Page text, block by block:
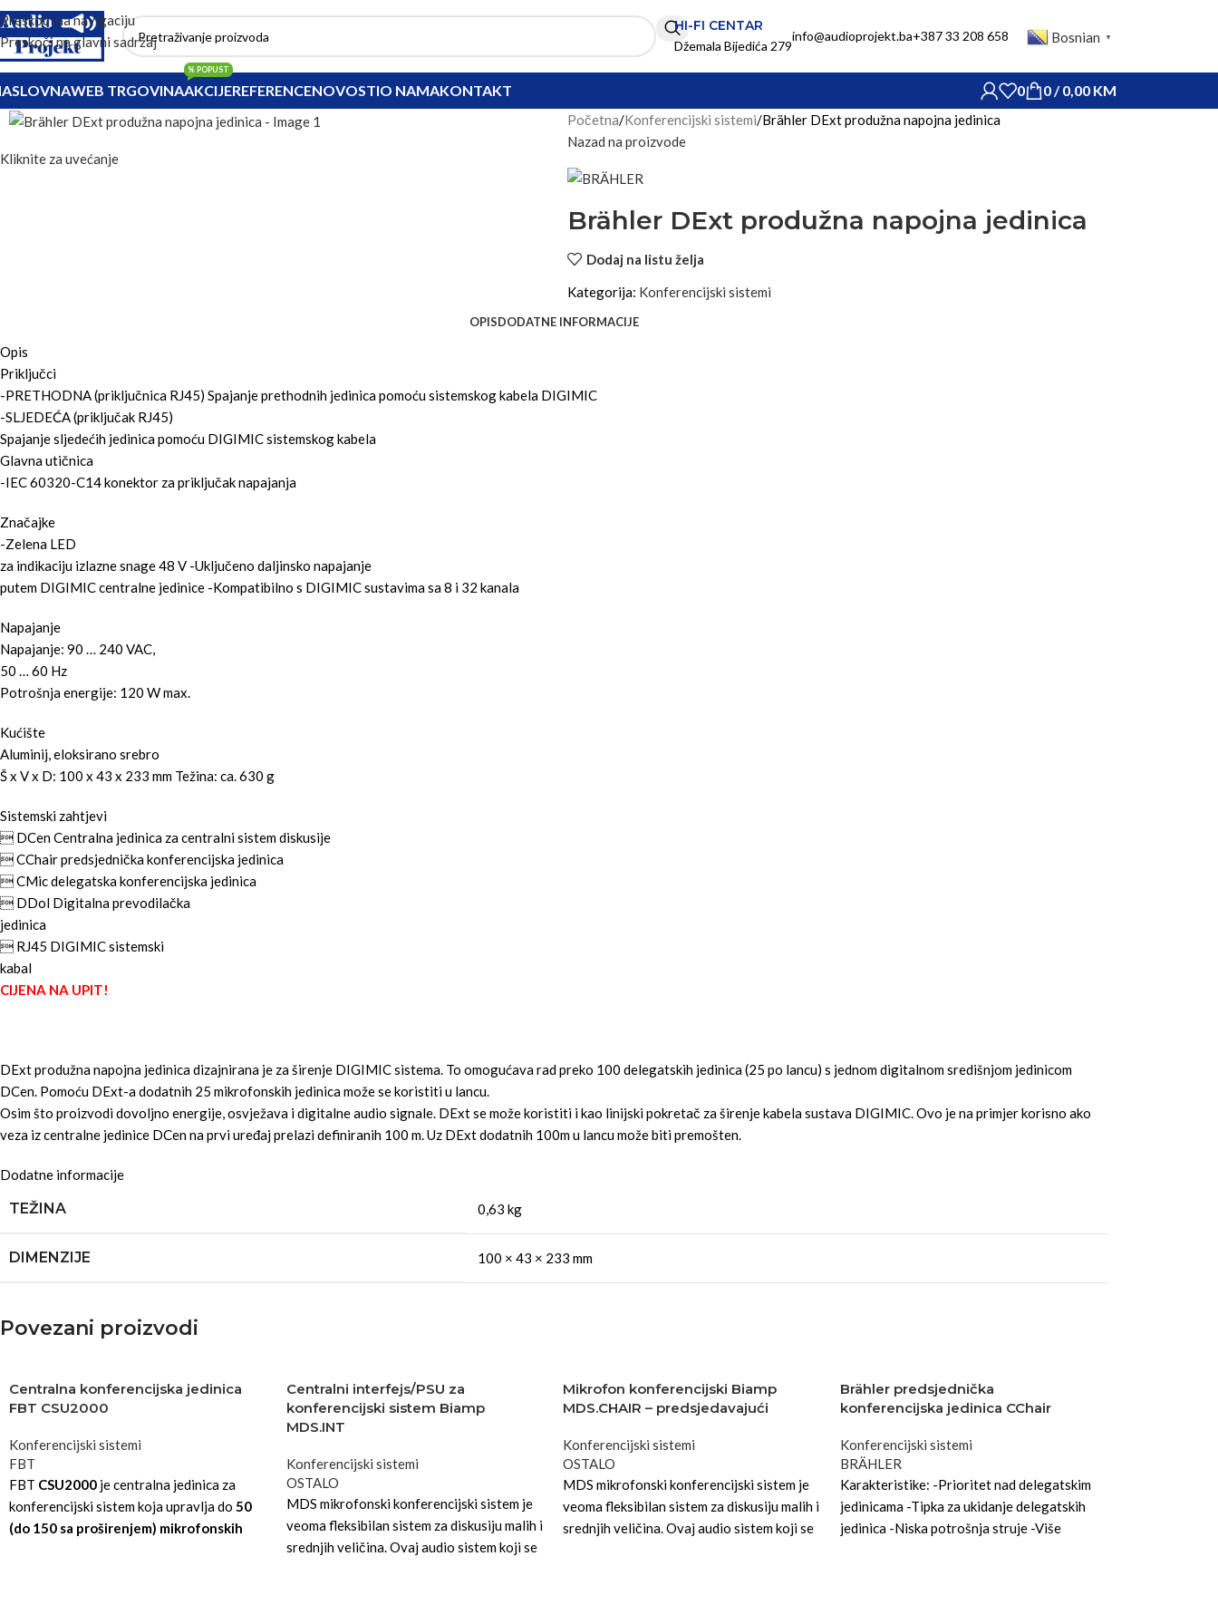
Preskoči na navigaciju
Preskoči na glavni sadržaj
HI-FI CENTAR
Džemala Bijedića 279
info@audioprojekt.ba+387 33 208 658 Bosnian ▼
WEB TRGOVINAAKCIJE
% POPUST
REFERENCENOVOSTIO NAMAKONTAKT 0 0/ 0,00 KM
Kliknite za uvećanje
Početna Konferencijski sistemi Brähler DExt produžna napojna jedinica
Nazad na proizvode
Brähler DExt produžna napojna jedinica
Dodaj na listu želja
Kategorija: Konferencijski sistemi
OPISDODATNE INFORMACIJE
Opis
Priključci
-PRETHODNA (priključnica RJ45) Spajanje prethodnih jedinica pomoću sistemskog kabela DIGIMIC
-SLJEDEĆA (priključak RJ45)
Spajanje sljedećih jedinica pomoću DIGIMIC sistemskog kabela
Glavna utičnica
-IEC 60320-C14 konektor za priključak napajanja
Značajke
-Zelena LED
za indikaciju izlazne snage 48 V -Uključeno daljinsko napajanje
putem DIGIMIC centralne jedinice -Kompatibilno s DIGIMIC sustavima sa 8 i 32 kanala
Napajanje
Napajanje: 90 … 240 VAC,
50 … 60 Hz
Potrošnja energije: 120 W max.
Kućište
Aluminij, eloksirano srebro
Š x V x D: 100 x 43 x 233 mm Težina: ca. 630 g
Sistemski zahtjevi
 DCen Centralna jedinica za centralni sistem diskusije
 CChair predsjednička konferencijska jedinica
 CMic delegatska konferencijska jedinica
 DDol Digitalna prevodilačka
jedinica
 RJ45 DIGIMIC sistemski
kabal
CIJENA NA UPIT!
DExt produžna napojna jedinica dizajnirana je za širenje DIGIMIC sistema. To omogućava rad preko 100 delegatskih jedinica (25 po lancu) s jednom digitalnom središnjom jedinicom
DCen. Pomoću DExt-a dodatnih 25 mikrofonskih jedinica može se koristiti u lancu.
Osim što proizvodi dovoljno energije, osvježava i digitalne audio signale. DExt se može koristiti i kao linijski pokretač za širenje kabela sustava DIGIMIC. Ovo je na primjer korisno ako
veza iz centralne jedinice DCen na prvi uređaj prelazi definiranih 100 m. Uz DExt dodatnih 100m u lancu može biti premošten.
Dodatne informacije
TEŽINA 0,63 kg
DIMENZIJE 100 × 43 × 233 mm
Povezani proizvodi
Centralna konferencijska jedinica
FBT CSU2000
Konferencijski sistemi
FBT
FBT CSU2000 je centralna jedinica za
konferencijski sistem koja upravlja do 50
(do 150 sa proširenjem) mikrofonskih
Centralni interfejs/PSU za
konferencijski sistem Biamp
MDS.INT
Konferencijski sistemi
OSTALO
MDS mikrofonski konferencijski sistem je
veoma fleksibilan sistem za diskusiju malih i
srednjih veličina. Ovaj audio sistem koji se
Mikrofon konferencijski Biamp
MDS.CHAIR – predsjedavajući
Konferencijski sistemi
OSTALO
MDS mikrofonski konferencijski sistem je
veoma fleksibilan sistem za diskusiju malih i
srednjih veličina. Ovaj audio sistem koji se
Brähler predsjednička
konferencijska jedinica CChair
Konferencijski sistemi
BRÄHLER
Karakteristike: -Prioritet nad delegatskim
jedinicama -Tipka za ukidanje delegatskih
jedinica -Niska potrošnja struje -Više